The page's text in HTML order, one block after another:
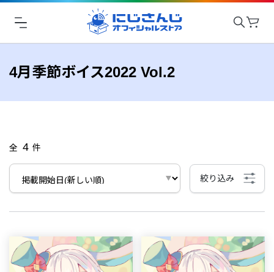
4月季節ボイス2022 Vol.2
全 4 件
絞り込み